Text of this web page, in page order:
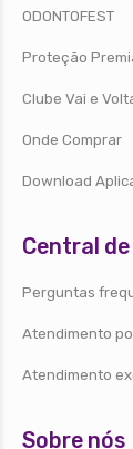
ODONTOFEST
Proteção
Clube Vai e
Onde Comprar
Download
Central
Perguntas
Atendimento
Atendimento
Sobre nós